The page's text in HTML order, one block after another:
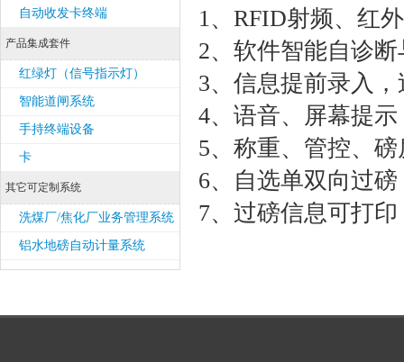
自动收发卡终端
产品集成套件
红绿灯（信号指示灯）
智能道闸系统
手持终端设备
卡
其它可定制系统
洗煤厂/焦化厂业务管理系统
铝水地磅自动计量系统
1、RFID射频、红
2、软件智能自诊
3、信息提前录入
4、语音、屏幕提
5、称重、管控、
6、自选单双向过
7、过磅信息可打